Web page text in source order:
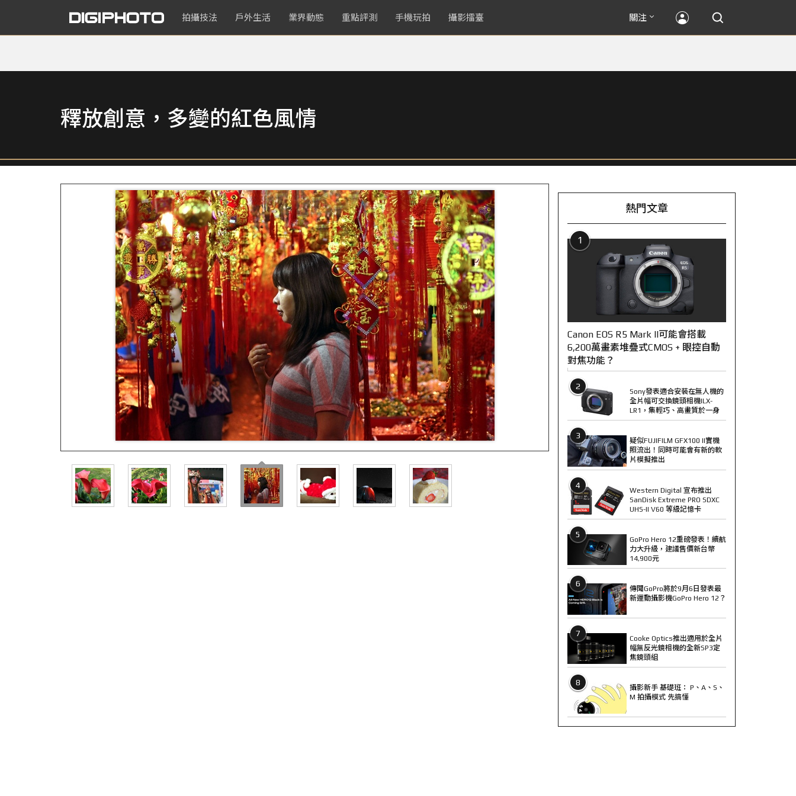
拍攝技法 戶外生活 業界動態 重點評測 手機玩拍 攝影擂臺 關注
釋放創意，多變的紅色風情
熱門文章
1
Canon EOS R5 Mark II可能會搭載
6,200萬畫素堆疊式CMOS + 眼控自動
對焦功能？
2
Sony發表適合安裝在無人機的
全片幅可交換鏡頭相機ILX-
LR1，集輕巧、高畫質於一身
3
疑似FUJIFILM GFX100 II實機
照流出！同時可能會有新的軟
片模擬推出
4
Western Digital 宣布推出
SanDisk Extreme PRO SDXC
UHS-II V60 等級記憶卡
5
GoPro Hero 12重磅發表！續航
力大升級，建議售價新台幣
14,900元
6
傳聞GoPro將於9月6日發表最
新運動攝影機GoPro Hero 12？
7
Cooke Optics推出適用於全片
幅無反光鏡相機的全新SP3定
焦鏡頭組
8
攝影新手 基礎班： P、A、S、
M 拍攝模式 先搞懂